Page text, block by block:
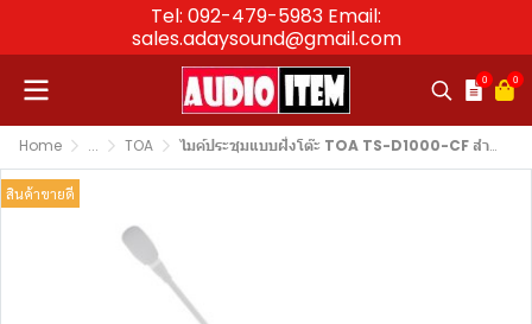
Tel: 092-479-5983 Email:
sales.adaysound@gmail.com
0 0
Home ... TOA ไมค์ประชุมแบบฝั่งโต๊ะ TOA TS-D1000-CF สำหรับประธาน
สินค้าขายดี